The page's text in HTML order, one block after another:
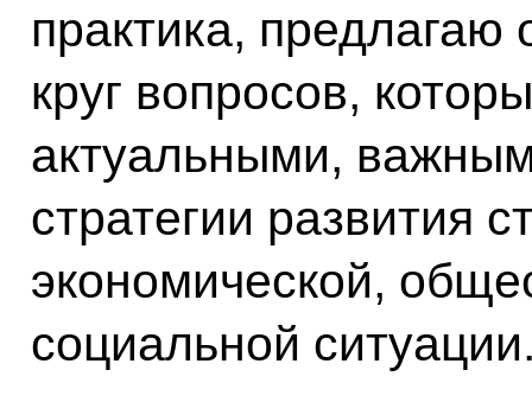
практика, предлагаю
круг вопросов,
актуальными,
стратегии развития
экономической,
социальной